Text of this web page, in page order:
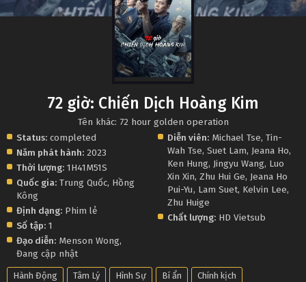
72 giờ: Chiến Dịch Hoàng Kim
Tên khác: 72 hour golden operation
Status: completed
Năm phát hành: 2023
Thời lượng: 1H41M51S
Quốc gia: Trung Quốc, Hồng
Kông
Định dạng: Phim lẻ
Số tập: 1
Đạo diễn: Menson Wong,
Đang cập nhật
Diễn viên: Michael Tse,Tin-
Wah Tse,Suet Lam, Jeana Ho,
Ken Hung, Jingyu Wang, Luo
Xin Xin,Zhu Hui Ge, Jeana Ho
Pui-Yu, Lam Suet, Kelvin Lee,
Zhu Huige
Chất lượng: HD Vietsub
Hành Động Tâm Lý Hình Sự Bí ẩn Chính kịch